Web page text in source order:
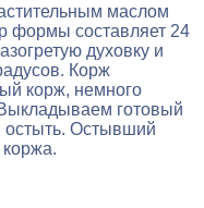
маслом
формы составляет 24
духовку и
Корж
корж, немного
готовый
остыть. Остывший